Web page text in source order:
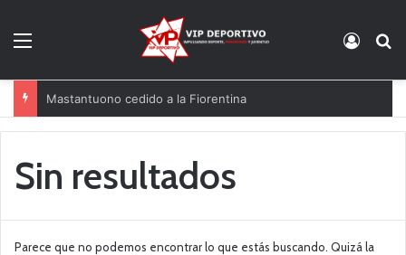
Mastantuono cedido a la Fiorentina
Sin resultados
Parece que no podemos encontrar lo que estás buscando. Quizá la